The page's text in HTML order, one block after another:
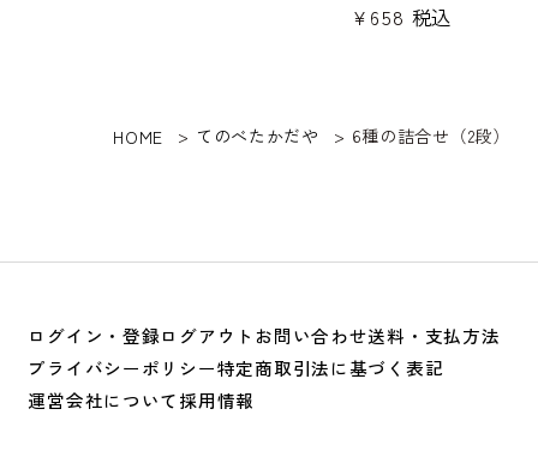
¥ 658 税込
HOME てのべたかだや 6種の詰合せ（2段）
ログイン・登録ログアウト お問い合わせ送料・支払方法
プライバシーポリシー特定商取引法に基づく表記
運営会社について採用情報